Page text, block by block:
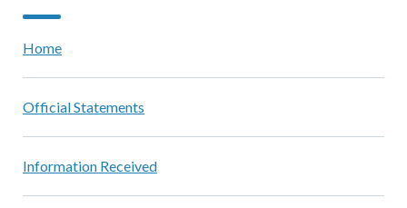
Home
Official Statements
Information Received